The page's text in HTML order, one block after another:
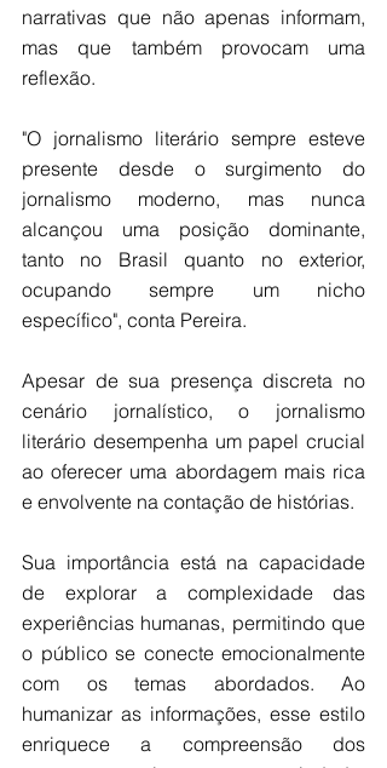
narrativas que não apenas informam,
mas que também provocam uma
reflexão.
"O jornalismo literário sempre esteve
presente desde o surgimento do
jornalismo moderno, mas nunca
alcançou uma posição dominante,
tanto no Brasil quanto no exterior,
ocupando sempre um nicho
específico", conta Pereira.
Apesar de sua presença discreta no
cenário jornalístico, o jornalismo
literário desempenha um papel crucial
ao oferecer uma abordagem mais rica
e envolvente na contação de histórias.
Sua importância está na capacidade
de explorar a complexidade das
experiências humanas, permitindo que
o público se conecte emocionalmente
com os temas abordados. Ao
humanizar as informações, esse estilo
enriquece a compreensão dos